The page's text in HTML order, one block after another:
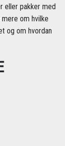
eller pakker med
om hvilke
og om hvordan